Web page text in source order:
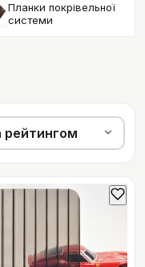
Планки покрівельної
системи